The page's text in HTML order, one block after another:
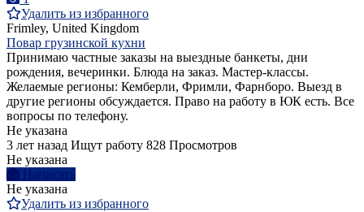
Удалить из избранного
Frimley, United Kingdom
Повар грузинской кухни
Принимаю частные заказы на выездные банкеты, дни
рождения, вечеринки. Блюда на заказ. Мастер-классы.
Желаемые регионы: Кемберли, Фримли, Фарнборо. Выезд в
другие регионы обсуждается. Право на работу в ЮК есть. Все
вопросы по телефону.
Не указана
3 лет назад Ищут работу 828 Просмотров
Не указана
Написать
Не указана
Удалить из избранного